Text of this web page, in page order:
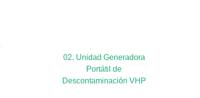
02. Unidad Generadora
Portátil de
Descontaminación VHP